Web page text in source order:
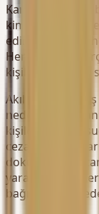
Kanunda somut
kimsenin onur,
edilerek failinin
Herhangi bir
kişilerin suç faili
Akıl hastalığı,
nedeniyle
kişiler hakaret
yararlanan
bağışıklıkları